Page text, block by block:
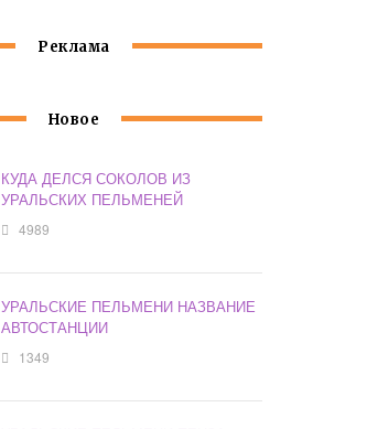
Реклама
Новое
КУДА ДЕЛСЯ СОКОЛОВ ИЗ
УРАЛЬСКИХ ПЕЛЬМЕНЕЙ
4989
УРАЛЬСКИЕ ПЕЛЬМЕНИ НАЗВАНИЕ
АВТОСТАНЦИИ
1349